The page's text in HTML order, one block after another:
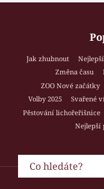
Jak zhubnout
Změna času
ZOO Nové začátky
Volby 2025
Svařené
Pěstování lichořeřišnice
Nejlepší